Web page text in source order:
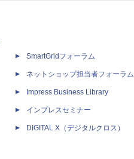
SmartGridフォーラム
ネットショップ担当者フォーラム
Impress Business Library
インプレスセミナー
DIGITAL X（デジタルクロス）